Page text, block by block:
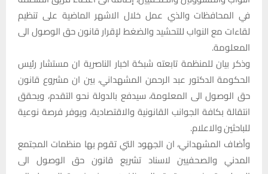
في المحافظات والذي عمل خلال الاشهر الماضية على تنظيم
لقاءات مع النواب للتحشيد والضغط لإقرار قانون حق الوصول الى
المعلومة.
وذكر بيان للمنظمة تابعته شبكة اخبار الناصرية ان مستشار رئيس
الحكومة الدكتور عبد الرحمن المشهداني، بين ان مشروع قانون
حق الوصول الى المعلومة، سيدفع بالدولة نحو التقدم، ويحقق
انتقالة بكافة الجوانب القانونية والاقتصادية، ويوفر فرصة نوعية
للباحثين والاعلام.
وأضاف المشهداني، ان الجهود التي تقوم بها منظمات المجتمع
المدني والصحفيين لاسناد تشريع قانون حق الوصول الى